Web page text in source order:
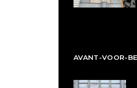
AVANT-VOOR-